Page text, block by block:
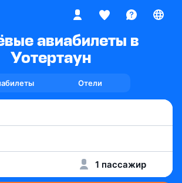
авиабилеты в
Уотертаун
Отели
1 пассажир